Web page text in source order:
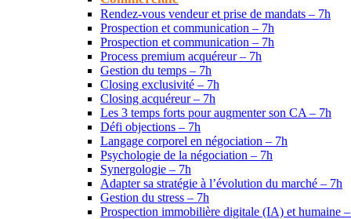
Rendez-vous vendeur et prise de mandats – 7h
Prospection et communication – 7h
Prospection et communication – 7h
Process premium acquéreur – 7h
Gestion du temps – 7h
Closing exclusivité – 7h
Closing acquéreur – 7h
Les 3 temps forts pour augmenter son CA – 7h
Défi objections – 7h
Langage corporel en négociation – 7h
Psychologie de la négociation – 7h
Synergologie – 7h
Adapter sa stratégie à l’évolution du marché – 7h
Gestion du stress – 7h
Prospection immobilière digitale (IA) et humaine